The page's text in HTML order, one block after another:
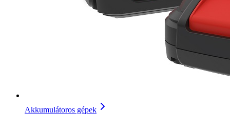
Akkumulátoros gépek